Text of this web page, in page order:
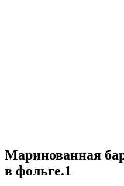
Маринованная
в фольге.1